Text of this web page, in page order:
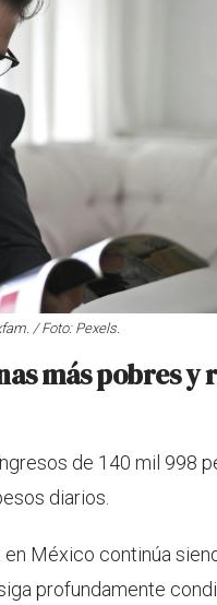
/ Foto: Pexels.
más pobres y
de 140 mil 998
diarios.
en México continúa
profundamente